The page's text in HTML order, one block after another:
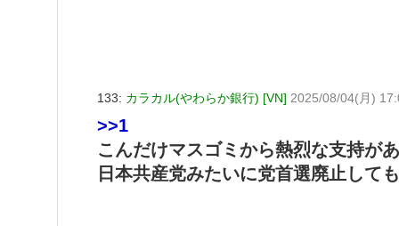
133: カラカル(やわらか銀行) [VN] 2025/08/04(月)
>>1
こんだけマスゴミから熱烈な支持が
日本共産党みたいに党首選廃止して